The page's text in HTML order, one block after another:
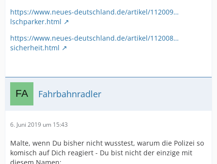
https://www.neues-deutschland.de/artikel/112009…
lschparker.html
https://www.neues-deutschland.de/artikel/112008…
sicherheit.html
Fahrbahnradler
6. Juni 2019 um 15:43
Malte, wenn Du bisher nicht wusstest, warum die Polizei so
komisch auf Dich reagiert - Du bist nicht der einzige mit